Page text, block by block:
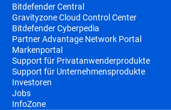
Bitdefender Central
Gravityzone Cloud Control Center
Bitdefender Cyberpedia
Partner Advantage Network Portal
Markenportal
Support für Privatanwenderprodukte
Support für Unternehmensprodukte
Investoren
Jobs
InfoZone